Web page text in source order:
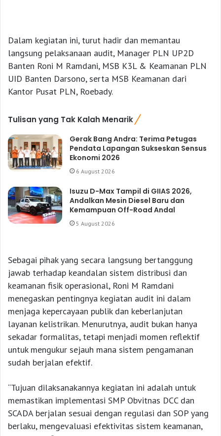
Dalam kegiatan ini, turut hadir dan memantau
langsung pelaksanaan audit, Manager PLN UP2D
Banten Roni M Ramdani, MSB K3L & Keamanan PLN
UID Banten Darsono, serta MSB Keamanan dari
Kantor Pusat PLN, Roebady.
Tulisan yang Tak Kalah Menarik
Gerak Bang Andra: Terima Petugas
Pendata Lapangan Sukseskan Sensus
Ekonomi 2026
6 August 2026
Isuzu D-Max Tampil di GIIAS 2026,
Andalkan Mesin Diesel Baru dan
Kemampuan Off-Road Andal
5 August 2026
Sebagai pihak yang secara langsung bertanggung
jawab terhadap keandalan sistem distribusi dan
keamanan fisik operasional, Roni M Ramdani
menegaskan pentingnya kegiatan audit ini dalam
menjaga kepercayaan publik dan keberlanjutan
layanan kelistrikan. Menurutnya, audit bukan hanya
sekadar formalitas, tetapi menjadi momen reflektif
untuk mengukur sejauh mana sistem pengamanan
sudah berjalan efektif.
“Tujuan dilaksanakannya kegiatan ini adalah untuk
memastikan implementasi SMP Obvitnas DCC dan
SCADA berjalan sesuai dengan regulasi dan SOP yang
berlaku, mengevaluasi efektivitas sistem keamanan,